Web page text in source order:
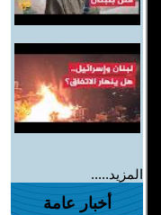
المزيد.....
أخبار عامة